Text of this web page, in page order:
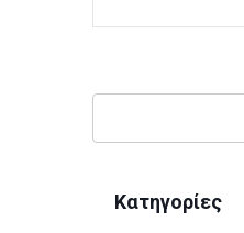
Κατηγορίες